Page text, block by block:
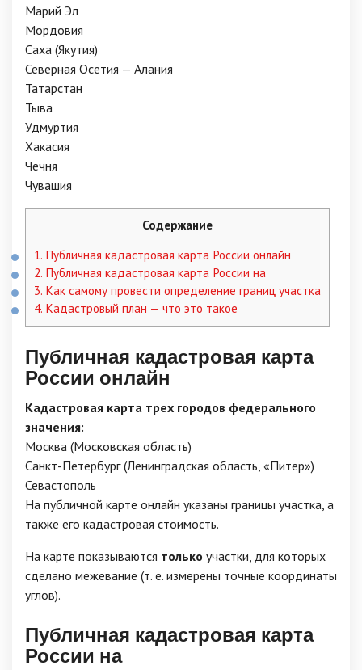
Марий Эл
Мордовия
Саха (Якутия)
Северная Осетия — Алания
Татарстан
Тыва
Удмуртия
Хакасия
Чечня
Чувашия
Содержание
1. Публичная кадастровая карта России онлайн
2. Публичная кадастровая карта России на
3. Как самому провести определение границ участка
4. Кадастровый план — что это такое
Публичная кадастровая карта
России онлайн
Кадастровая карта трех городов федерального
значения:
Москва (Московская область)
Санкт-Петербург (Ленинградская область, «Питер»)
Севастополь
На публичной карте онлайн указаны границы участка, а
также его кадастровая стоимость.
На карте показываются только участки, для которых
сделано межевание (т. е. измерены точные координаты
углов).
Публичная кадастровая карта
России на